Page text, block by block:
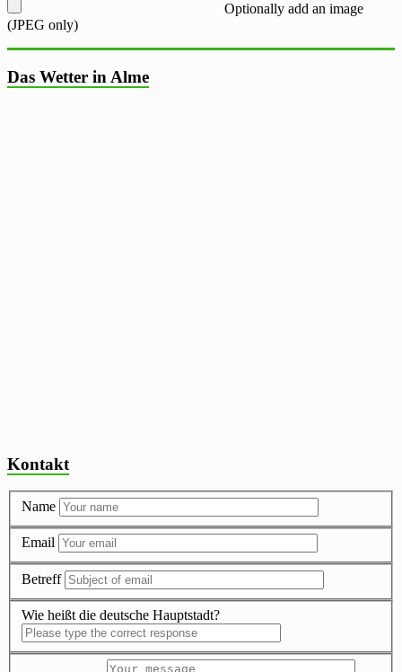
Optionally add an image
(JPEG only)
Das Wetter in Alme
Kontakt
Name
Email
Betreff
Wie heißt die deutsche Hauptstadt?